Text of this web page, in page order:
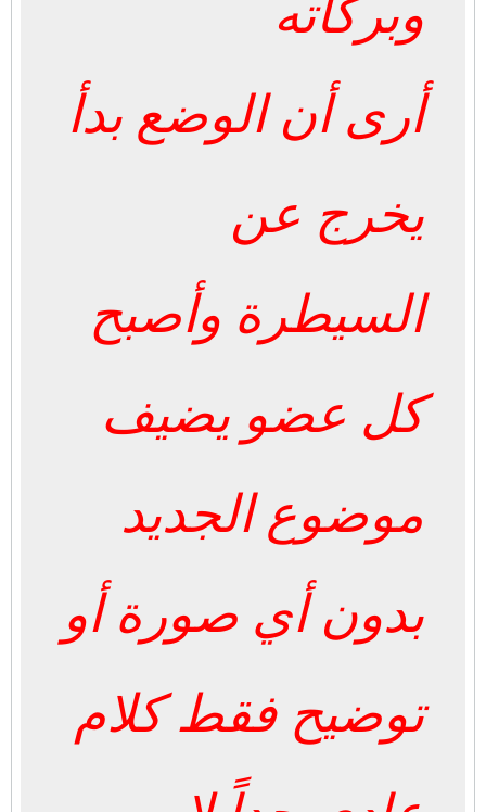
وبركاته
أرى أن الوضع بدأ
يخرج عن
السيطرة وأصبح
كل عضو يضيف
موضوع الجديد
بدون أي صورة أو
توضيح فقط كلام